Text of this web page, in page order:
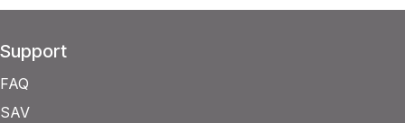
Support
FAQ
SAV